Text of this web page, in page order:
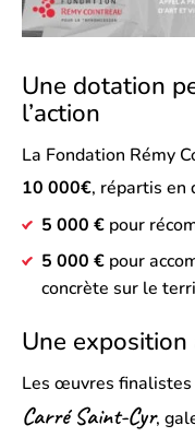
Une dotation
l’action
La Fondation Rémy
10 000€, répartis en
5 000 € pour
5 000 € pour
concrète sur le
Une
Les œuvres finalistes
Carré Saint-Cyr,